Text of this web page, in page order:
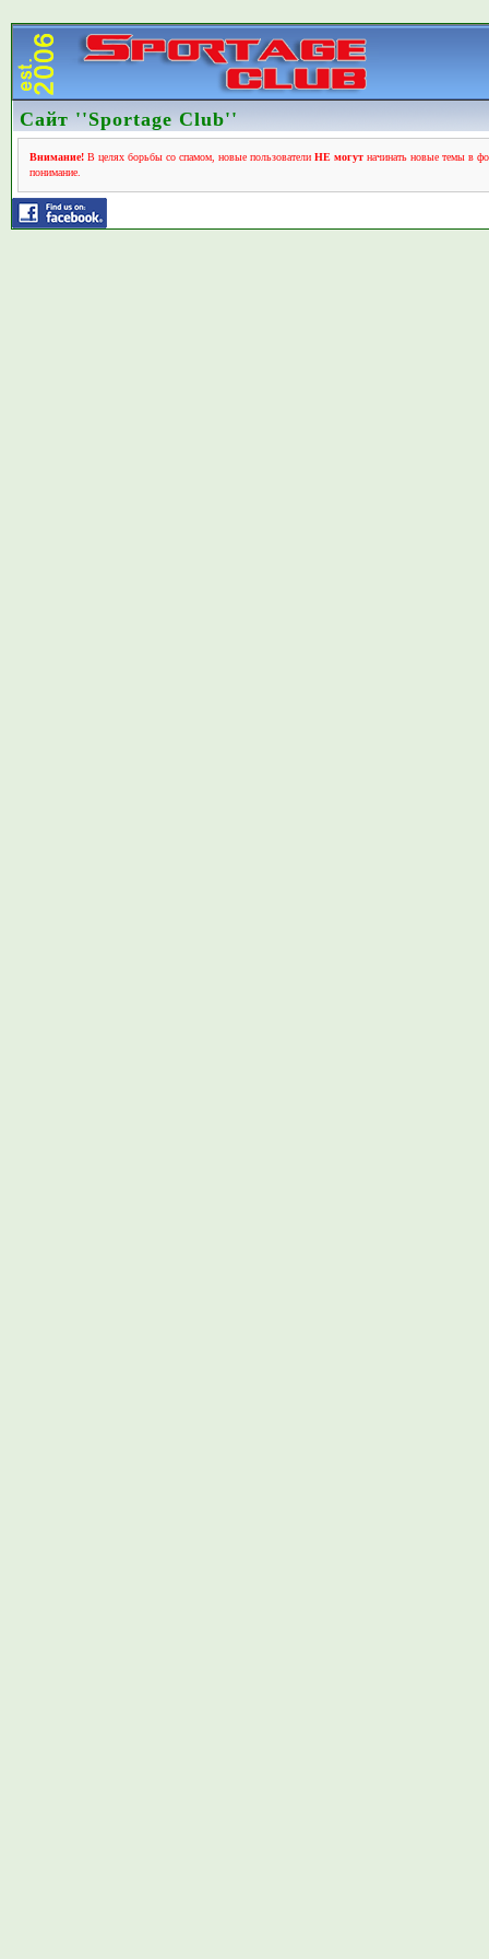
Сайт ''Sportage Club''
Внимание!В целях борьбы со спамом, новые пользователи НЕ могутначинать новые темы в
понимание.